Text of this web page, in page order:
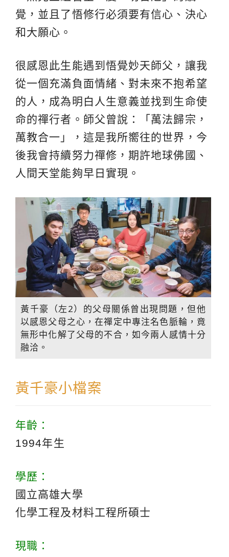
覺，並且了悟修行必須要有信心、決心
和大願心。
很感恩此生能遇到悟覺妙天師父，讓我
從一個充滿負面情緒、對未來不抱希望
的人，成為明白人生意義並找到生命使
命的禪行者。師父曾說：「萬法歸宗，
萬教合一」，這是我所嚮往的世界，今
後我會持續努力禪修，期許地球佛國、
人間天堂能夠早日實現。
黃千豪（左2）的父母關係曾出現問題，但他
以感恩父母之心，在禪定中專注名色脈輪，竟
無形中化解了父母的不合，如今兩人感情十分
融洽。
黃千豪小檔案
年齡：
1994年生
學歷：
國立高雄大學
化學工程及材料工程所碩士
現職：